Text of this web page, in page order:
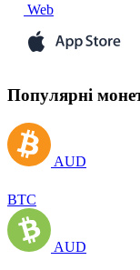
Web
Популярні
AUD
BTC
AUD